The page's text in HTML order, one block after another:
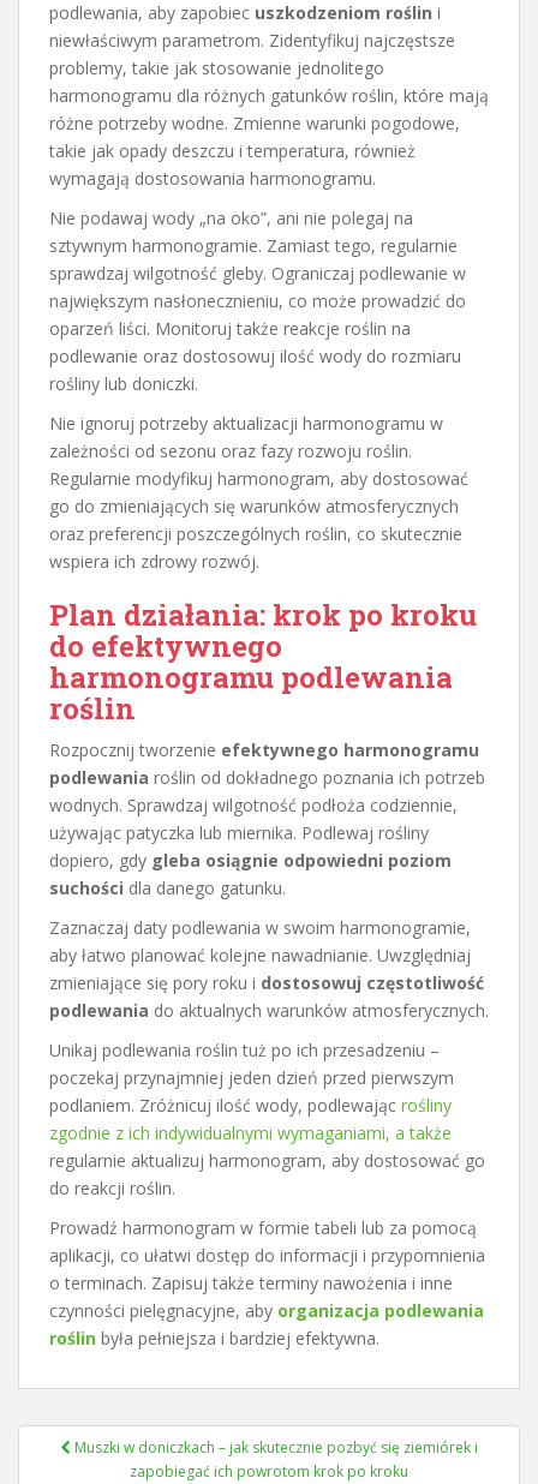
podlewania, aby zapobiec uszkodzeniom roślin i
niewłaściwym parametrom. Zidentyfikuj najczęstsze
problemy, takie jak stosowanie jednolitego
harmonogramu dla różnych gatunków roślin, które mają
różne potrzeby wodne. Zmienne warunki pogodowe,
takie jak opady deszczu i temperatura, również
wymagają dostosowania harmonogramu.
Nie podawaj wody „na oko”, ani nie polegaj na
sztywnym harmonogramie. Zamiast tego, regularnie
sprawdzaj wilgotność gleby. Ograniczaj podlewanie w
największym nasłonecznieniu, co może prowadzić do
oparzeń liści. Monitoruj także reakcje roślin na
podlewanie oraz dostosowuj ilość wody do rozmiaru
rośliny lub doniczki.
Nie ignoruj potrzeby aktualizacji harmonogramu w
zależności od sezonu oraz fazy rozwoju roślin.
Regularnie modyfikuj harmonogram, aby dostosować
go do zmieniających się warunków atmosferycznych
oraz preferencji poszczególnych roślin, co skutecznie
wspiera ich zdrowy rozwój.
Plan działania: krok po kroku
do efektywnego
harmonogramu podlewania
roślin
Rozpocznij tworzenie efektywnego harmonogramu
podlewania roślin od dokładnego poznania ich potrzeb
wodnych. Sprawdzaj wilgotność podłoża codziennie,
używając patyczka lub miernika. Podlewaj rośliny
dopiero, gdy gleba osiągnie odpowiedni poziom
suchości dla danego gatunku.
Zaznaczaj daty podlewania w swoim harmonogramie,
aby łatwo planować kolejne nawadnianie. Uwzględniaj
zmieniające się pory roku i dostosowuj częstotliwość
podlewania do aktualnych warunków atmosferycznych.
Unikaj podlewania roślin tuż po ich przesadzeniu –
poczekaj przynajmniej jeden dzień przed pierwszym
podlaniem. Zróżnicuj ilość wody, podlewając rośliny
zgodnie z ich indywidualnymi wymaganiami, a także
regularnie aktualizuj harmonogram, aby dostosować go
do reakcji roślin.
Prowadź harmonogram w formie tabeli lub za pomocą
aplikacji, co ułatwi dostęp do informacji i przypomnienia
o terminach. Zapisuj także terminy nawożenia i inne
czynności pielęgnacyjne, aby organizacja podlewania
roślin była pełniejsza i bardziej efektywna.
Nawigacja
Muszki w doniczkach – jak skutecznie pozbyć się ziemiórek i
zapobiegać ich powrotom krok po kroku